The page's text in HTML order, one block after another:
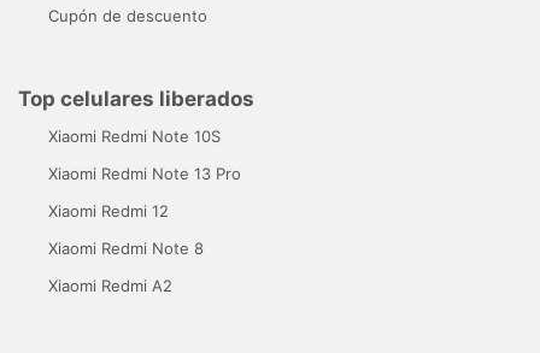
Cupón de descuento
Top celulares liberados
Xiaomi Redmi Note 10S
Xiaomi Redmi Note 13 Pro
Xiaomi Redmi 12
Xiaomi Redmi Note 8
Xiaomi Redmi A2